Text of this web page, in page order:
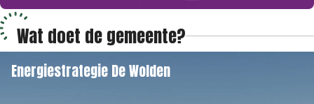
Wat doet de gemeente?
Energiestrategie De Wolden